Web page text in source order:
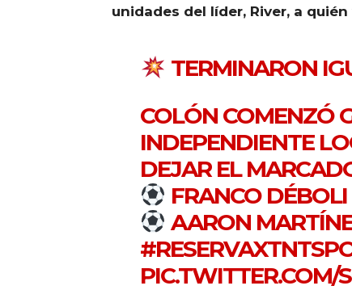
unidades del líder, River, a
TERMINARON
COLÓN COMENZÓ
INDEPENDIENTE
DEJAR EL
FRANCO DÉBOLI
AARON
PIC.TWITTER.COM/